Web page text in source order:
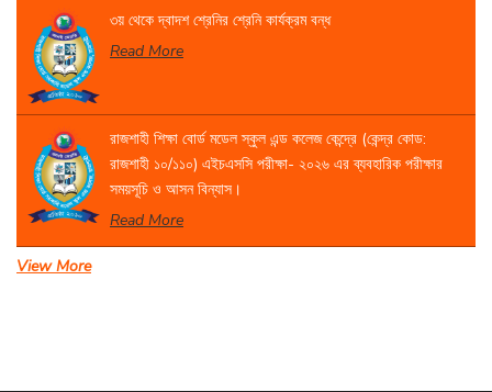
৩য় থেকে দ্বাদশ শ্রেনির শ্রেনি কার্যক্রম বন্ধ
Read More
রাজশাহী শিক্ষা বোর্ড মডেল স্কুল এন্ড কলেজ কেন্দ্রে (কেন্দ্র কোড:
রাজশাহী ১০/১১০) এইচএসসি পরীক্ষা- ২০২৬ এর ব্যবহারিক পরীক্ষার
সময়সূচি ও আসন বিন্যাস।
Read More
View More